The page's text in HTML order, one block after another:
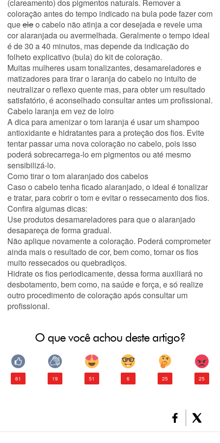
(clareamento) dos pigmentos naturais. Remover a
coloração antes do tempo indicado na bula pode fazer com
queeleo cabelo não atinja a cor desejada e revele uma
cor alaranjada ou avermelhada. Geralmente o tempo ideal
é de 30 a 40 minutos, mas depende da indicação do
folheto explicativo (bula) do kit de coloração.
Muitas mulheres usam tonalizantes, desamareladores e
matizadores para tirar o laranja do cabelo no intuito de
neutralizar o reflexo quente mas, para obter um resultado
satisfatório, é aconselhado consultar antes um profissional.
Cabelo laranja em vez de loiro
A dica para amenizar o tom laranja é usar um shampoo
antioxidante e hidratantes para a proteção dos fios. Evite
tentar passar uma nova coloração no cabelo, pois isso
poderá sobrecarrega-lo em pigmentos ou até mesmo
sensibilizá-lo.
Como tirar o tom alaranjado dos cabelos
Caso o cabelo tenha ficado alaranjado, o ideal é tonalizar
e tratar, para cobrir o tom e evitar o ressecamento dos fios.
Confira algumas dicas:
Use produtos desamareladores para que o alaranjado
desapareça de forma gradual.
Não aplique novamente a coloração. Poderá comprometer
ainda mais o resultado de cor, bem como, tornar os fios
muito ressecados ou quebradiços.
Hidrate os fios periodicamente, dessa forma auxiliará no
desbotamento, bem como, na saúde e força, e só realize
outro procedimento de coloração após consultar um
profissional.
O que você achou deste artigo?
61 19 51 6 25 25